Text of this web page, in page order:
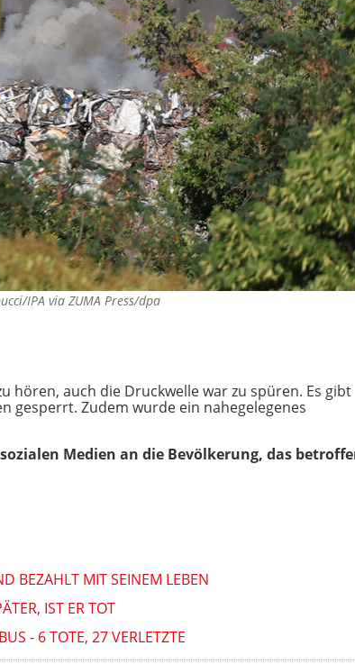
IPA via ZUMA Press/dpa
hören, auch die Druckwelle war zu spüren. Es gibt
gesperrt. Zudem wurde ein nahegelegenes
Medien an die Bevölkerung, das
BEZAHLT MIT SEINEM LEBEN
IST ER TOT
- 6 TOTE, 27 VERLETZTE